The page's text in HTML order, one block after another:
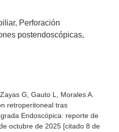
Perforación
postendoscópicas
G, Gauto L, Morales A.
retroperitoneal tras
Endoscópica: reporte de
octubre de 2025 [citado 8 de